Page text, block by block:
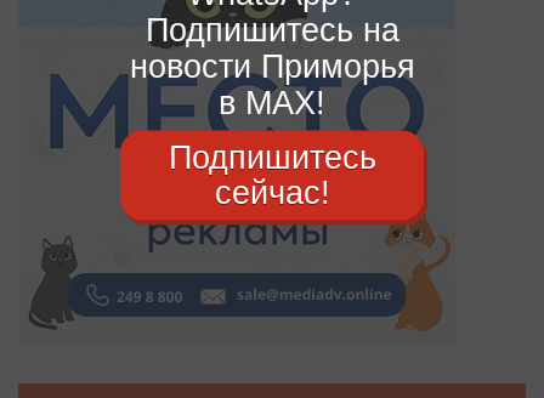
Подпишитесь на
новости Приморья
в MAX!
Подпишитесь
сейчас!